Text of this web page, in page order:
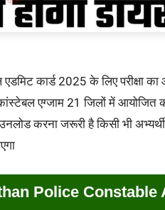
कार्ड 2025 के लिए परीक्षा
एग्जाम 21 जिलों में आयोजित
करना जरूरी है किसी भी अभ्यर्थी
Police Constable